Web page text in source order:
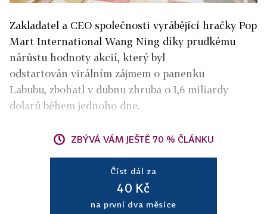
Zakladatel a CEO společnosti vyrábějící hračky Pop
Mart International Wang Ning díky prudkému
nárůstu hodnoty akcií, který byl
odstartován virálním zájmem o panenku
Labubu, zbohatl v dubnu zhruba o 1,6 miliardy
dolarů během jednoho dne.
ZBÝVÁ VÁM JEŠTĚ 70 % ČLÁNKU
Číst dál za
40 Kč
na první dva měsíce